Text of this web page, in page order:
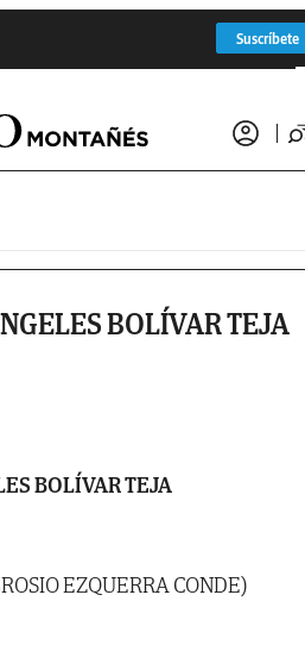
Suscríbete
BOLÍVAR TEJA
BOLÍVAR TEJA
EZQUERRA CONDE)